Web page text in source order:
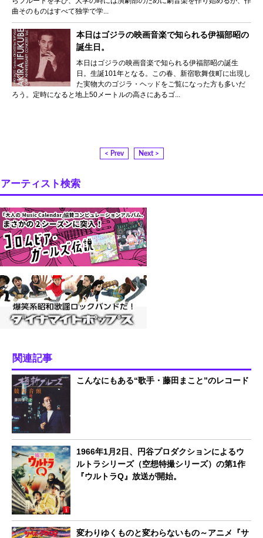
曲そのものはすべて独学で学...
本日はゴジラの映画音楽で知られる伊福部昭の
誕生日。
本日はゴジラの映画音楽で知られる伊福部昭の誕生
日。生誕101年となる。この春、新宿歌舞伎町に出現し
た実物大のゴジラ・ヘッドをご覧になった方も多いだ
ろう。定時になると地上50メートルの高さにあるゴ...
< Prev Next >
アーティスト検索
関連記事
こんなにもある“歌手・藤田まこと”のレコード
1966年1月2日、円谷プロダクションによるウ
ルトラシリーズ（空想特撮シリーズ）の第1作
『ウルトラQ』放送が開始。
変わりゆくものと変わらないもの～アニメ『サ